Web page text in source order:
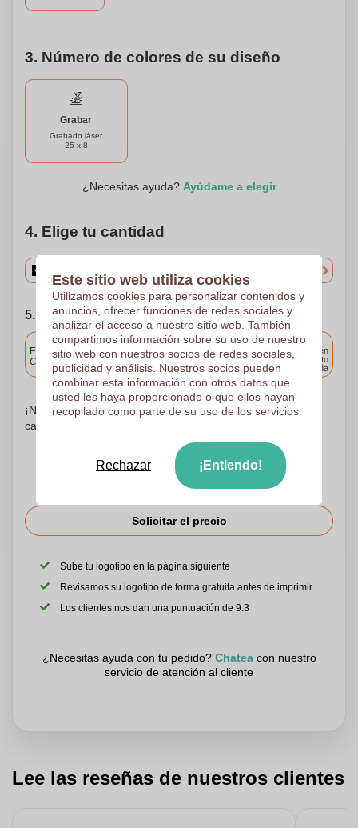
esta memoria USB de 16GB es un accesorio
3. Número de colores de su diseño
Grabar
Grabado láser
25 x 8
¿Necesitas ayuda? Ayúdame a elegir
4. Elige tu cantidad
5. Elija su fecha de envío
Incluido
Entrega estándar
Cargue y apruebe sus archivos antes de las 9.30 a.m.
Entrega en
cualquier punto
de España
¡No te preocupes! Simplemente suba sus archivos a la
canasta de compras
Solicitar el precio
Sube tu logotipo en la página siguiente
Revisamos su logotipo de forma gratuita antes de imprimir
Los clientes nos dan una puntuación de 9.3
¿Necesitas ayuda con tu pedido? Chateacon nuestro
servicio de atención al cliente
Lee las reseñas de nuestros clientes
Este sitio web utiliza cookies
Utilizamos cookies para personalizar contenidos y
anuncios, ofrecer funciones de redes sociales y
analizar el acceso a nuestro sitio web. También
compartimos información sobre su uso de nuestro
sitio web con nuestros socios de redes sociales,
publicidad y análisis. Nuestros socios pueden
combinar esta información con otros datos que
usted les haya proporcionado o que ellos hayan
recopilado como parte de su uso de los servicios.
Rechazar ¡Entiendo!